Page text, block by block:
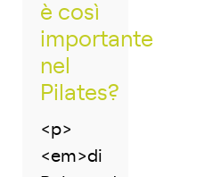
è così
importante
nel
Pilates?
<p>
<em>di